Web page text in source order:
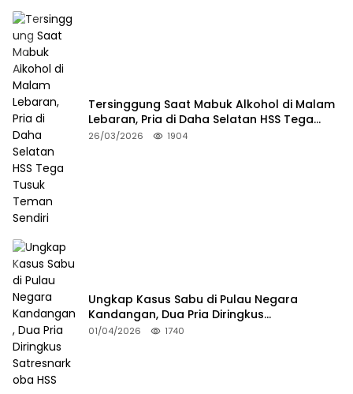
Tersinggung Saat Mabuk Alkohol di Malam
Lebaran, Pria di Daha Selatan HSS Tega
Tusuk Teman Sendiri
26/03/2026 1904
Ungkap Kasus Sabu di Pulau Negara
Kandangan, Dua Pria Diringkus
Satresnarkoba HSS
01/04/2026 1740